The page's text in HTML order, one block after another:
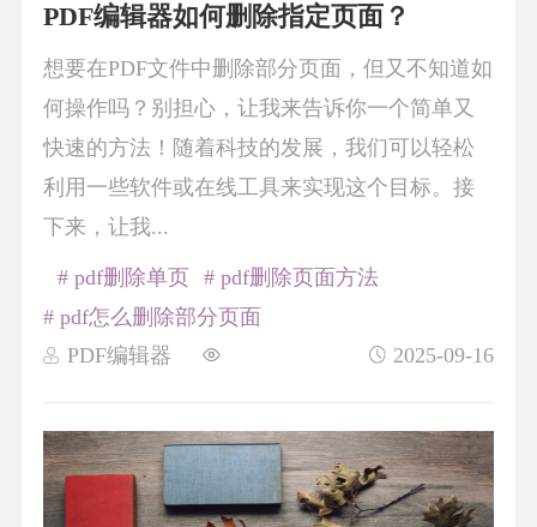
PDF编辑器如何删除指定页面？
想要在PDF文件中删除部分页面，但又不知道如
何操作吗？别担心，让我来告诉你一个简单又
快速的方法！随着科技的发展，我们可以轻松
利用一些软件或在线工具来实现这个目标。接
下来，让我...
PDF编辑器 2025-09-16
# pdf删除单页
# pdf删除页面方法
# pdf怎么删除部分页面